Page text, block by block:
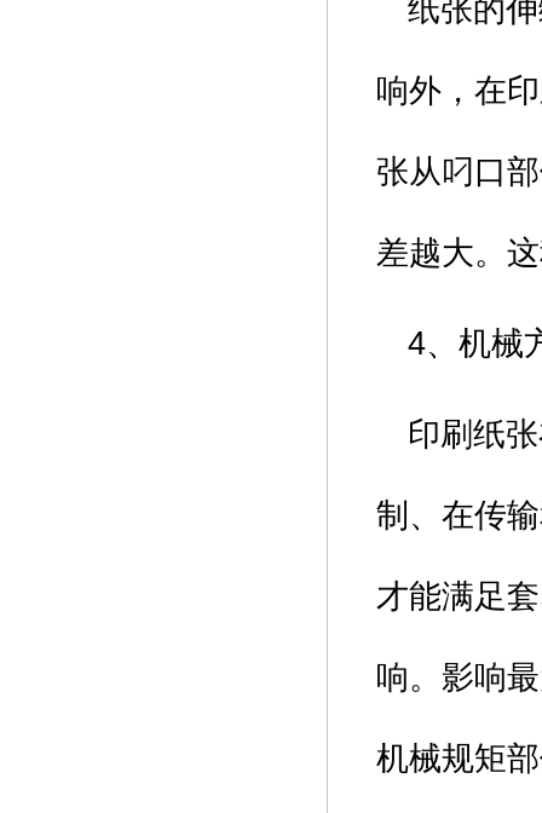
纸张的
响外，在
张从叼口
差越大。
4、机械
印刷纸
制、在传
才能满足
响。影响最
机械规矩